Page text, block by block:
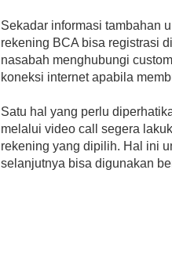
Sekadar informasi tambahan
rekening BCA bisa registrasi
nasabah menghubungi
koneksi internet apabila
Satu hal yang perlu
melalui video call segera
rekening yang dipilih. Hal ini
selanjutnya bisa digunakan